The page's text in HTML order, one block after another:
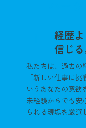
経歴
信じる
私たちは、過去の
「新しい仕事に
いうあなたの意欲
未経験からでも安
られる現場を厳選